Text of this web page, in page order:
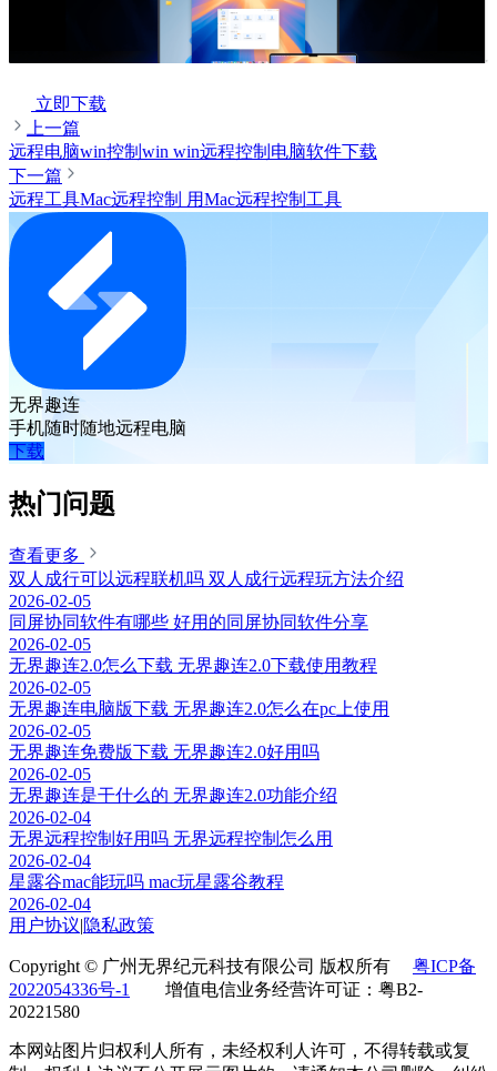
立即下载
上一篇
远程电脑win控制win win远程控制电脑软件下载
下一篇
远程工具Mac远程控制 用Mac远程控制工具
无界趣连
手机随时随地远程电脑
下载
热门问题
查看更多
双人成行可以远程联机吗 双人成行远程玩方法介绍
2026-02-05
同屏协同软件有哪些 好用的同屏协同软件分享
2026-02-05
无界趣连2.0怎么下载 无界趣连2.0下载使用教程
2026-02-05
无界趣连电脑版下载 无界趣连2.0怎么在pc上使用
2026-02-05
无界趣连免费版下载 无界趣连2.0好用吗
2026-02-05
无界趣连是干什么的 无界趣连2.0功能介绍
2026-02-04
无界远程控制好用吗 无界远程控制怎么用
2026-02-04
星露谷mac能玩吗 mac玩星露谷教程
2026-02-04
用户协议|隐私政策
Copyright © 广州无界纪元科技有限公司 版权所有 粤ICP备
2022054336号-1
增值电信业务经营许可证：粤B2-
20221580
本网站图片归权利人所有，未经权利人许可，不得转载或复